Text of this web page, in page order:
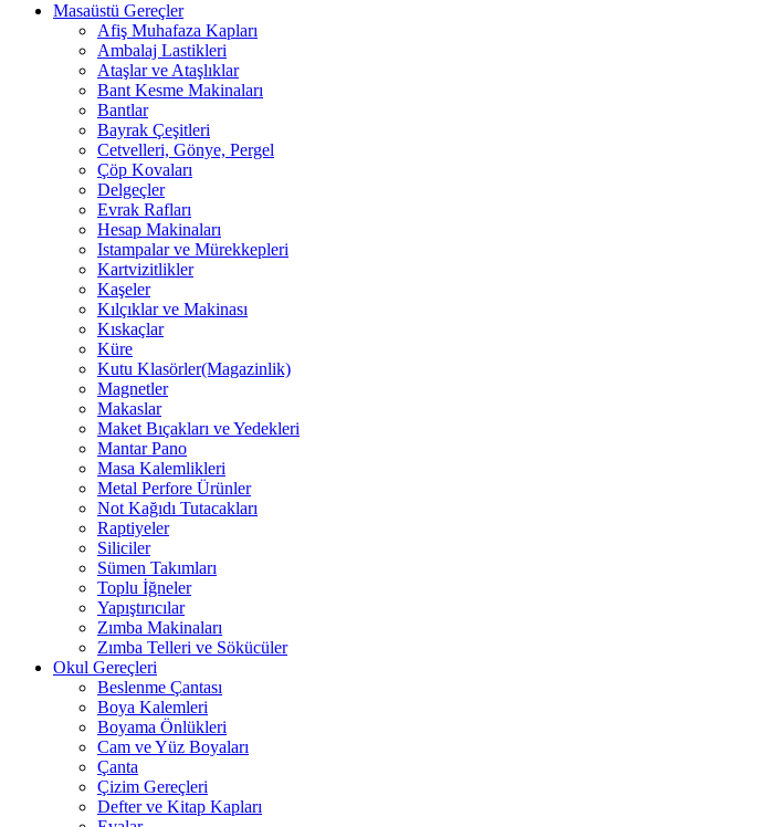
Masaüstü Gereçler
Afiş Muhafaza Kapları
Ambalaj Lastikleri
Ataşlar ve Ataşlıklar
Bant Kesme Makinaları
Bantlar
Bayrak Çeşitleri
Cetvelleri, Gönye, Pergel
Çöp Kovaları
Delgeçler
Evrak Rafları
Hesap Makinaları
Istampalar ve Mürekkepleri
Kartvizitlikler
Kaşeler
Kılçıklar ve Makinası
Kıskaçlar
Küre
Kutu Klasörler(Magazinlik)
Magnetler
Makaslar
Maket Bıçakları ve Yedekleri
Mantar Pano
Masa Kalemlikleri
Metal Perfore Ürünler
Not Kağıdı Tutacakları
Raptiyeler
Siliciler
Sümen Takımları
Toplu İğneler
Yapıştırıcılar
Zımba Makinaları
Zımba Telleri ve Sökücüler
Okul Gereçleri
Beslenme Çantası
Boya Kalemleri
Boyama Önlükleri
Cam ve Yüz Boyaları
Çanta
Çizim Gereçleri
Defter ve Kitap Kapları